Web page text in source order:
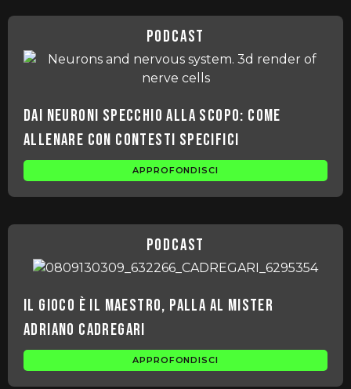
podcast
Dai neuroni specchio alla scopo: come
allenare con contesti specifici
APPROFONDISCI
podcast
Il gioco è il maestro, palla al mister
Adriano Cadregari
APPROFONDISCI